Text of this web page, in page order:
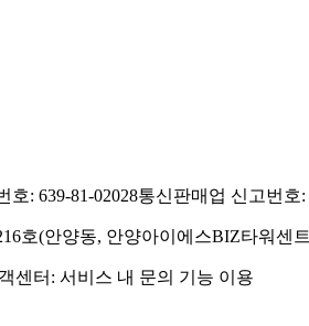
호: 639-81-02028통신판매업 신고번호:
호(안양동, 안양아이에스BIZ타워센
센터: 서비스 내 문의 기능 이용